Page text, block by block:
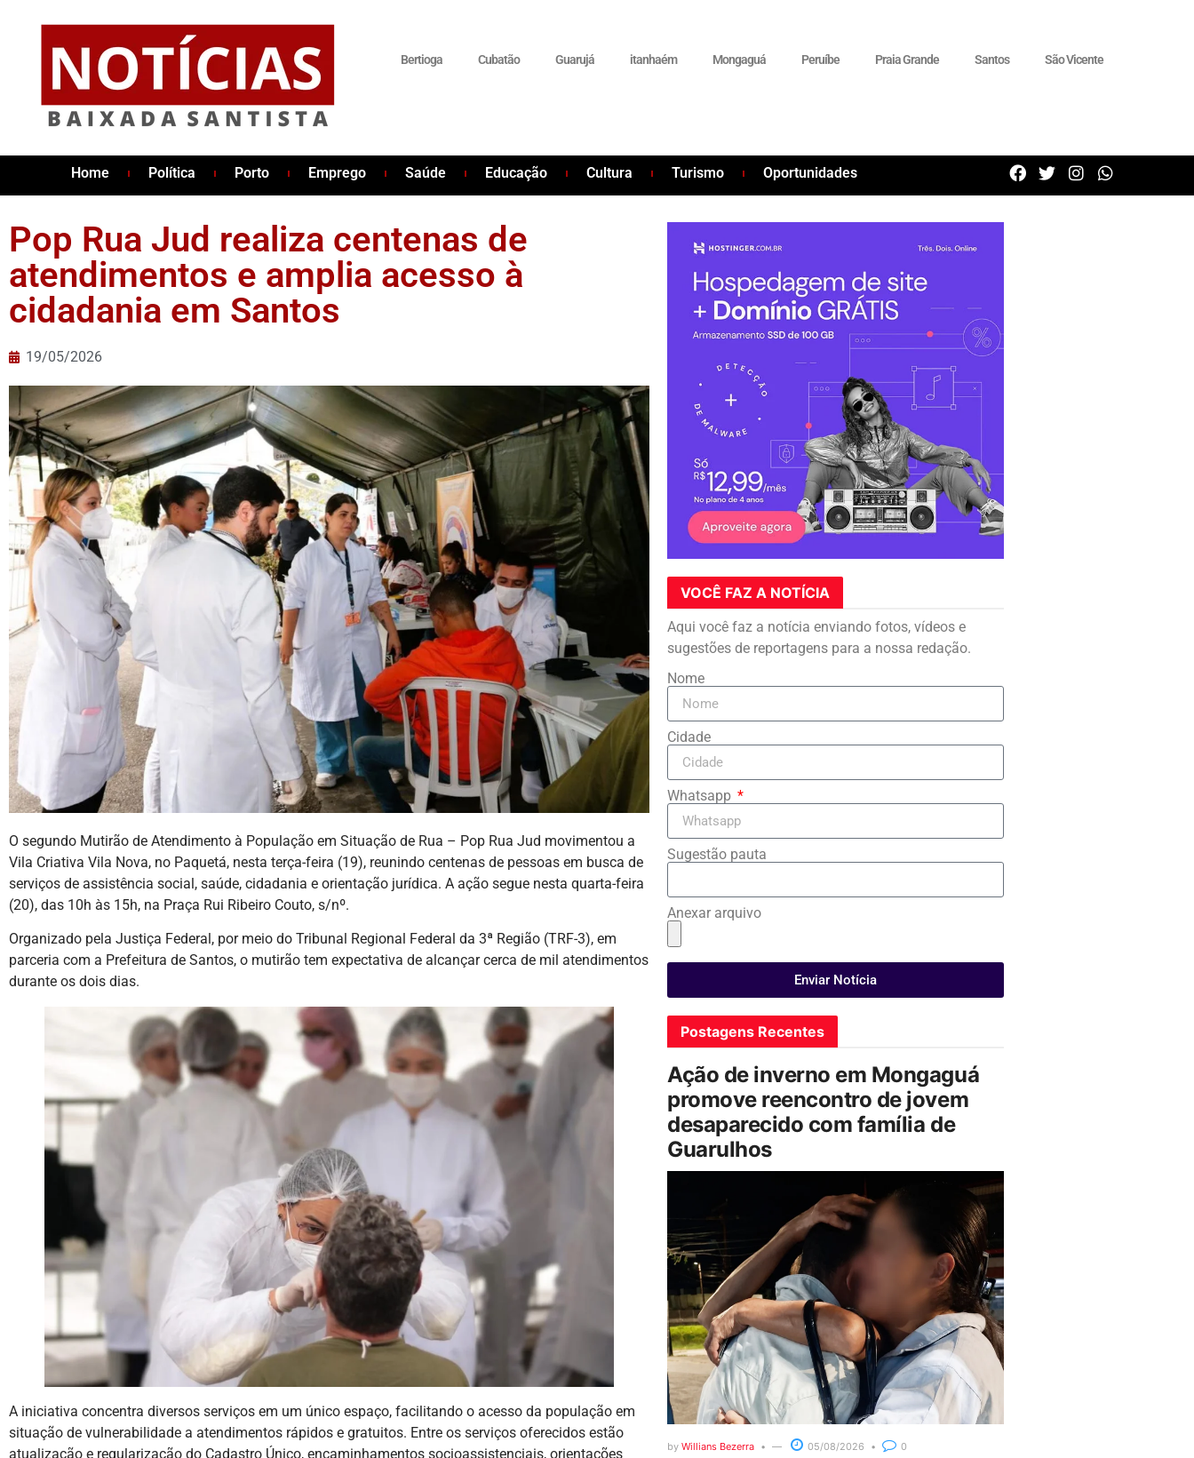
Bertioga Cubatão Guarujá itanhaém Mongaguá Peruíbe Praia Grande Santos São Vicente
Home Política Porto Emprego Saúde Educação Cultura Turismo Oportunidades
Pop Rua Jud realiza centenas de
atendimentos e amplia acesso à
cidadania em Santos
19/05/2026
O segundo Mutirão de Atendimento à População em Situação de Rua – Pop Rua Jud movimentou a
Vila Criativa Vila Nova, no Paquetá, nesta terça-feira (19), reunindo centenas de pessoas em busca de
serviços de assistência social, saúde, cidadania e orientação jurídica. A ação segue nesta quarta-feira
(20), das 10h às 15h, na Praça Rui Ribeiro Couto, s/nº.
Organizado pela Justiça Federal, por meio do Tribunal Regional Federal da 3ª Região (TRF-3), em
parceria com a Prefeitura de Santos, o mutirão tem expectativa de alcançar cerca de mil atendimentos
durante os dois dias.
A iniciativa concentra diversos serviços em um único espaço, facilitando o acesso da população em
situação de vulnerabilidade a atendimentos rápidos e gratuitos. Entre os serviços oferecidos estão
atualização e regularização do Cadastro Único, encaminhamentos socioassistenciais, orientações
VOCÊ FAZ A NOTÍCIA
Aqui você faz a notícia enviando fotos, vídeos e
sugestões de reportagens para a nossa redação.
Nome
Cidade
Whatsapp
Sugestão pauta
Anexar arquivo
Enviar Notícia
Postagens Recentes
Ação de inverno em Mongaguá
promove reencontro de jovem
desaparecido com família de
Guarulhos
by Willians Bezerra 05/08/2026 0